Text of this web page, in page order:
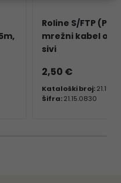
Roline S/FTP
mrežni kabel
sivi
2,50 €
Kataloški broj:
Šifra:21.15.0830